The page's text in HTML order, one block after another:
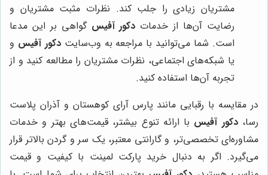
مشتریان زیادی را جلب کند. نظرات مثبت مشتریان و
رضایت آن‌ها از خدمات دکور آفیس گواهی بر این مدعا
است. شما می‌توانید با مراجعه به وب‌سایتدکور آفیس و
یا شبکه‌های اجتماعی، نظرات مشتریان را مطالعه کنید و از
تجربه آن‌ها استفاده کنید.
در مقایسه با رقبایی مانند پارس آرای کوهستان و آذران پلاست
رسا،دکور آفیس با ارائه تنوع بیشتر، قیمت‌های بهتر و خدمات
مشاوره‌ای تخصصی‌تر، و گارانتی معتبر، یک سر و گردن بالاتر قرار
می‌گیرد. اگر به دنبال خرید پارکت لمینت با کیفیت و قیمت